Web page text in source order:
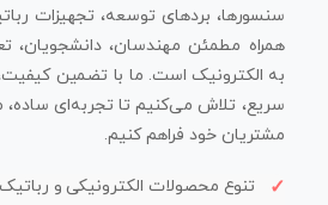
سنسورها، بردهای توسعه، تجهیزات
همراه مطمئن مهندسان، دانشجویان،
به الکترونیک است. ما با تضمین
سریع، تلاش می‌کنیم تا تجربه‌ای ساده،
مشتریان خود فراهم کنیم.
تنوع محصولات الکترونیکی و رباتیک